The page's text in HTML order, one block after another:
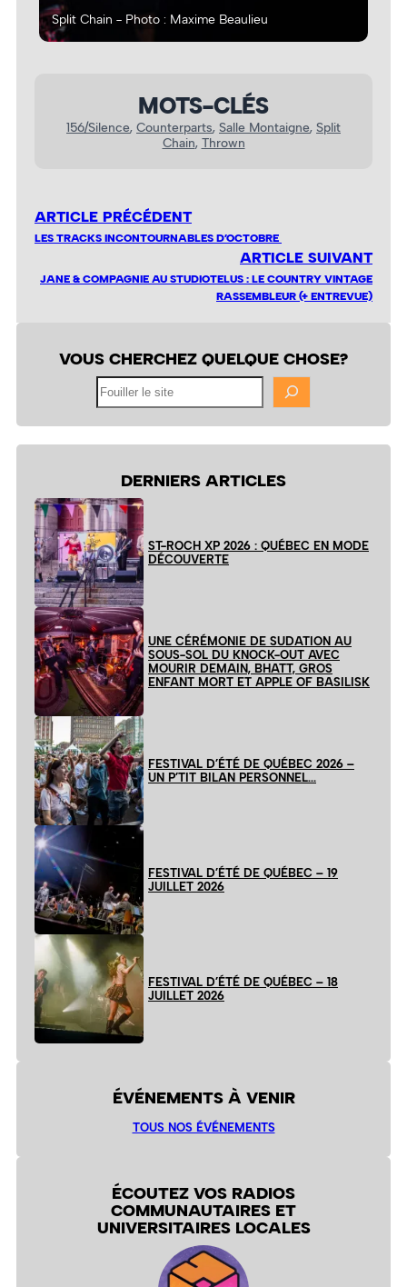
Split Chain - Photo : Maxime Beaulieu
MOTS-CLÉS
156/Silence, Counterparts, Salle Montaigne, Split
Chain, Thrown
ARTICLE PRÉCÉDENT
LES TRACKS INCONTOURNABLES D’OCTOBRE
ARTICLE SUIVANT
JANE & COMPAGNIE AU STUDIOTELUS : LE COUNTRY VINTAGE
RASSEMBLEUR (+ ENTREVUE)
VOUS CHERCHEZ QUELQUE CHOSE?
DERNIERS ARTICLES
ST-ROCH XP 2026 : QUÉBEC EN MODE
DÉCOUVERTE
UNE CÉRÉMONIE DE SUDATION AU
SOUS-SOL DU KNOCK-OUT AVEC
MOURIR DEMAIN, BHATT, GROS
ENFANT MORT ET APPLE OF BASILISK
FESTIVAL D’ÉTÉ DE QUÉBEC 2026 –
UN P’TIT BILAN PERSONNEL…
FESTIVAL D’ÉTÉ DE QUÉBEC – 19
JUILLET 2026
FESTIVAL D’ÉTÉ DE QUÉBEC – 18
JUILLET 2026
ÉVÉNEMENTS À VENIR
TOUS NOS ÉVÉNEMENTS
ÉCOUTEZ VOS RADIOS
COMMUNAUTAIRES ET
UNIVERSITAIRES LOCALES